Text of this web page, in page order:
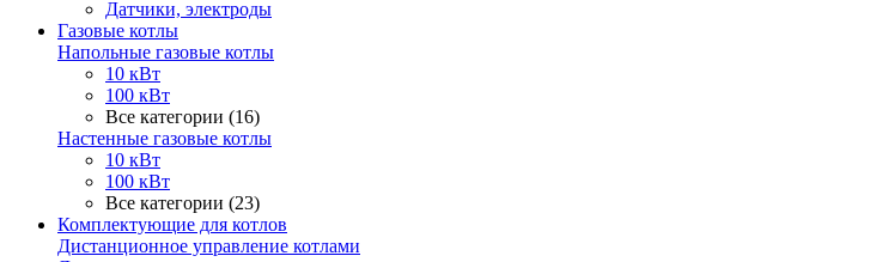
Датчики, электроды
Газовые котлы
Напольные газовые котлы
10 кВт
100 кВт
Все категории (16)
Настенные газовые котлы
10 кВт
100 кВт
Все категории (23)
Комплектующие для котлов
Дистанционное управление котлами